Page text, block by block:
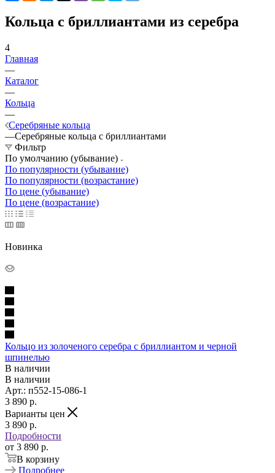
Кольца с бриллиантами из серебра
4
Главная
—
Каталог
—
Кольца
—
Серебряные кольца
—Серебряные кольца с бриллиантами
Фильтр
По умолчанию (убывание)
По популярности (убывание)
По популярности (возрастание)
По цене (убывание)
По цене (возрастание)
Новинка
Кольцо из золоченого серебра с бриллиантом и черной
шпинелью
В наличии
В наличии
Арт.: п552-15-086-1
3 890 p.
Варианты цен
3 890 p.
Подробности
от 3 890 p.
В корзину
Подробнее